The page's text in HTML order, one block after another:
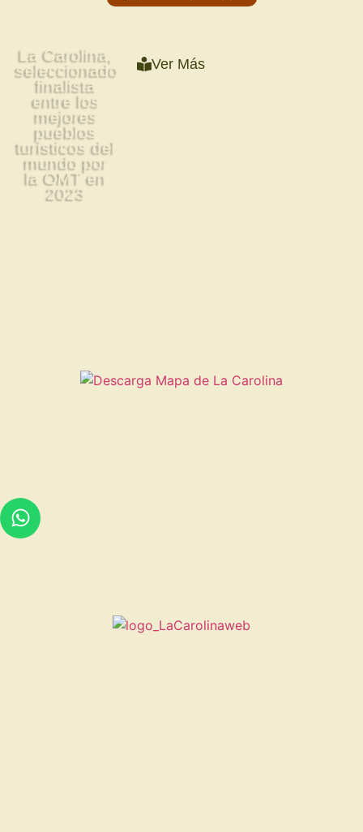
La Carolina,
seleccionado
finalista
entre los
mejores
pueblos
turísticos del
mundo por
la OMT en
2023
Ver Más